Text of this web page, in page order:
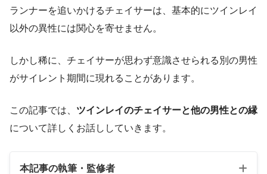
ランナーを追いかけるチェイサーは、基本的にツインレイ
以外の異性には関心を寄せません。
しかし稀に、チェイサーが思わず意識させられる別の男性
がサイレント期間に現れることがあります。
この記事では、 ツインレイのチェイサーと他の男性との縁
について詳しくお話ししていきます。
本記事の執筆・監修者